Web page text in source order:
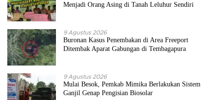
Menjadi Orang Asing di Tanah Leluhur Sendiri
9 Agustus 2026
Buronan Kasus Penembakan di Area Freeport
Ditembak Aparat Gabungan di Tembagapura
9 Agustus 2026
Mulai Besok, Pemkab Mimika Berlakukan Sistem
Ganjil Genap Pengisian Biosolar